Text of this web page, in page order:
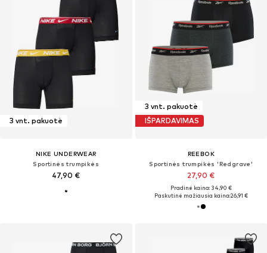
3 vnt. pakuotė
NIKE UNDERWEAR
Sportinės trumpikės
47,90 €
3 vnt. pakuotė
IŠPARDAVIMAS
REEBOK
Sportinės trumpikės 'Redgrave'
27,90 €
Pradinė kaina: 34,90 €
Paskutinė mažiausia kaina:26,91 €